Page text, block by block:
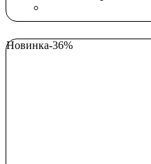
Новинка-36%